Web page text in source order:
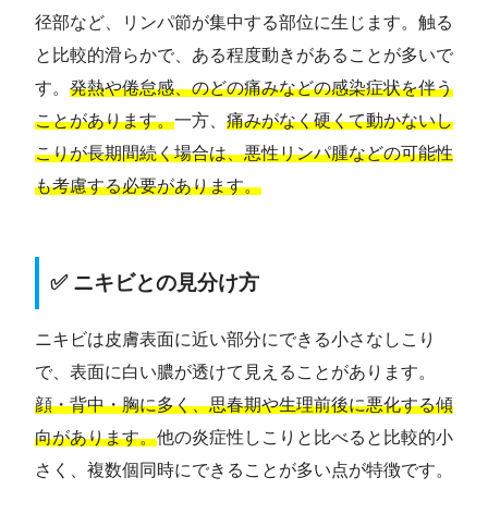
径部など、リンパ節が集中する部位に生じます。触る
と比較的滑らかで、ある程度動きがあることが多いで
す。 発熱や倦怠感、のどの痛みなどの感染症状を伴う
ことがあります。一方、 痛みがなく硬くて動かないし
こりが長期間続く場合は、悪性リンパ腫などの可能性
も考慮する必要があります。
✅ ニキビとの見分け方
ニキビは皮膚表面に近い部分にできる小さなしこり
で、表面に白い膿が透けて見えることがあります。
顔・背中・胸に多く、思春期や生理前後に悪化する傾
向があります。他の炎症性しこりと比べると比較的小
さく、複数個同時にできることが多い点が特徴です。